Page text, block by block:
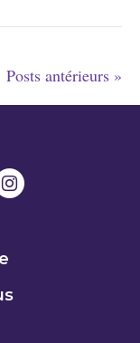
Posts antérieurs »